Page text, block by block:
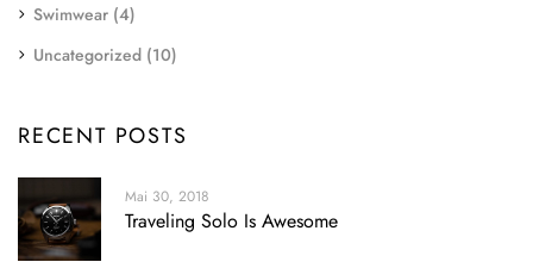
Swimwear (4)
Uncategorized (10)
RECENT POSTS
Mai 30, 2018
Traveling Solo Is Awesome